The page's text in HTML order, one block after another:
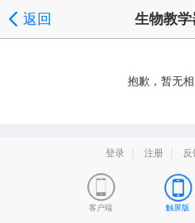
返回 生物教
抱歉，暂无
登录 注册 反
客户端 触屏版